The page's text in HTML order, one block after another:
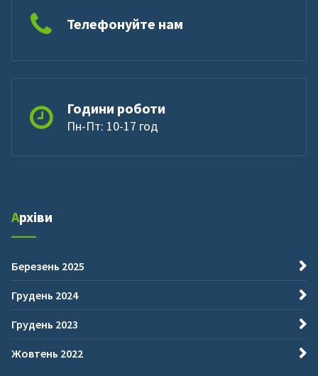
Телефонуйте нам
Години роботи
Пн-Пт: 10-17 год
Архіви
Березень 2025
Грудень 2024
Грудень 2023
Жовтень 2022